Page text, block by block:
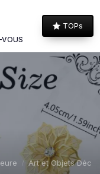
VOUS
TOPs
Art et Objets